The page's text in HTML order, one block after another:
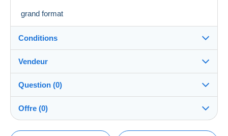
grand format
Conditions
Destination :
Voir la liste des pays
Expédition :
Envoi après paiement
Vendeur
bajec51100%(16747x)
Boutique
Question (0)
Offre (0)